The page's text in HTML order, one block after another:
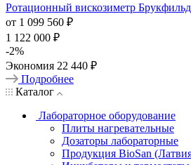
Ротационный вискозиметр
от 1 099 560 ₽
1 122 000 ₽
-2%
Экономия 22 440 ₽
Подробнее
Каталог
Лабораторное оборудование
Плиты нагревательные
Дозаторы лабораторные
Продукция BioSan